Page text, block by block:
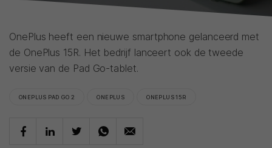
OnePlus heeft een nieuwe smartphone gelanceerd met
de OnePlus 15R. Het bedrijf lanceert ook de tweede
versie van de Pad Go-tablet.
ONEPLUS PAD GO 2 ONEPLUS ONEPLUS 15R